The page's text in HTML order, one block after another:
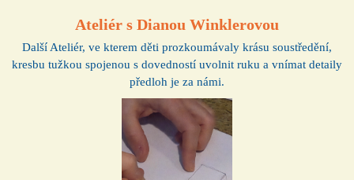
Ateliér s Dianou Winklerovou
Další Ateliér, ve kterem děti prozkoumávaly krásu soustředění,
kresbu tužkou spojenou s dovedností uvolnit ruku a vnímat detaily
předloh je za námi.